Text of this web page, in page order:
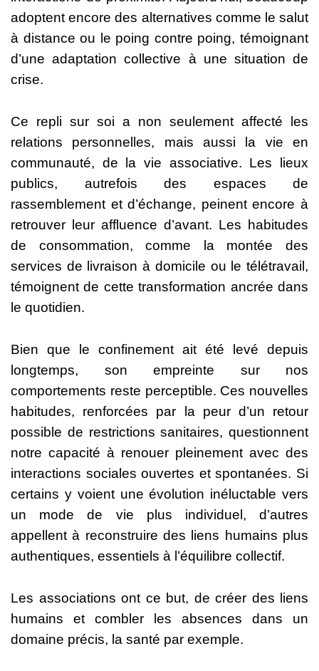
adoptent encore des alternatives comme le salut
à distance ou le poing contre poing, témoignant
d’une adaptation collective à une situation de
crise.
Ce repli sur soi a non seulement affecté les
relations personnelles, mais aussi la vie en
communauté, de la vie associative. Les lieux
publics, autrefois des espaces de
rassemblement et d’échange, peinent encore à
retrouver leur affluence d’avant. Les habitudes
de consommation, comme la montée des
services de livraison à domicile ou le télétravail,
témoignent de cette transformation ancrée dans
le quotidien.
Bien que le confinement ait été levé depuis
longtemps, son empreinte sur nos
comportements reste perceptible. Ces nouvelles
habitudes, renforcées par la peur d’un retour
possible de restrictions sanitaires, questionnent
notre capacité à renouer pleinement avec des
interactions sociales ouvertes et spontanées. Si
certains y voient une évolution inéluctable vers
un mode de vie plus individuel, d’autres
appellent à reconstruire des liens humains plus
authentiques, essentiels à l’équilibre collectif.
Les associations ont ce but, de créer des liens
humains et combler les absences dans un
domaine précis, la santé par exemple.